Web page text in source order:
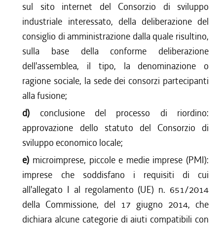
sul sito internet del Consorzio di sviluppo
industriale interessato, della deliberazione del
consiglio di amministrazione dalla quale risultino,
sulla base della conforme deliberazione
dell'assemblea, il tipo, la denominazione o
ragione sociale, la sede dei consorzi partecipanti
alla fusione;
d) conclusione del processo di riordino:
approvazione dello statuto del Consorzio di
sviluppo economico locale;
e) microimprese, piccole e medie imprese (PMI):
imprese che soddisfano i requisiti di cui
all'allegato I al regolamento (UE) n. 651/2014
della Commissione, del 17 giugno 2014, che
dichiara alcune categorie di aiuti compatibili con